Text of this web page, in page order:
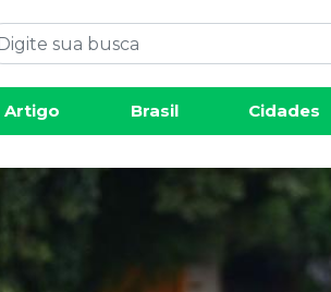
Artigo Brasil Cidades